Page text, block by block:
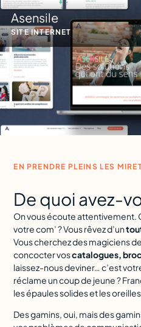
Asensile
SITE INTERNET
EN PRENDRE PLEINS LES
De quoi avez-
On vous écoute attentivement.
votre com’ ? Vous rêvez d’un
Vous cherchez des magiciens
concocter voscatalogues,
laissez-nous deviner… c’est
réclame un coup de jeune ?
les épaules solides et les
Des gamins, oui, mais des